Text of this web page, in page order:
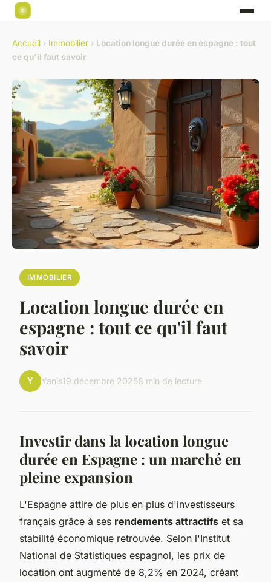
Accueil › Immobilier › Location longue durée en espagne : tout
ce qu'il faut savoir
IMMOBILIER
Location longue durée en
espagne : tout ce qu'il faut
savoir
Y Yanis19 décembre 20258 min de lecture
Investir dans la location longue
durée en Espagne : un marché en
pleine expansion
L'Espagne attire de plus en plus d'investisseurs
français grâce à ses rendements attractifs et sa
stabilité économique retrouvée. Selon l'Institut
National de Statistiques espagnol, les prix de
location ont augmenté de 8,2% en 2024, créant